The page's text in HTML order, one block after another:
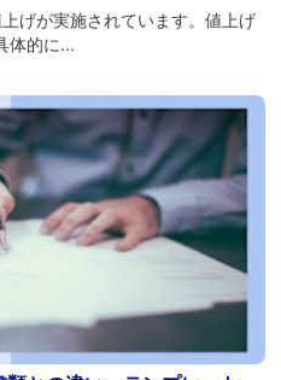
げが実施されています。値上げ
体的に...